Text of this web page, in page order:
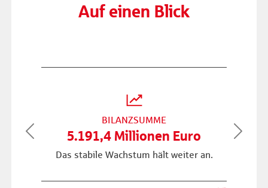
Auf einen Blick
BILANZSUMME
5.191,4 Millionen Euro
Das stabile Wachstum hält weiter an.
Previous Next